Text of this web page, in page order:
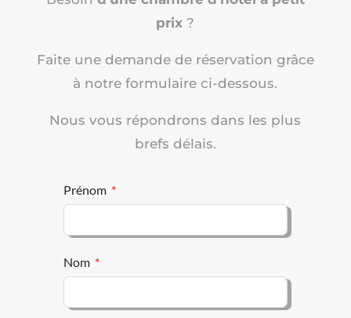
prix ?
Faite une demande de réservation grâce
à notre formulaire ci-dessous.
Nous vous répondrons dans les plus
brefs délais.
Prénom
Nom